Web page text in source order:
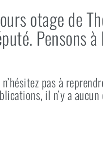
otage de
Pensons
pas à
il n’y a